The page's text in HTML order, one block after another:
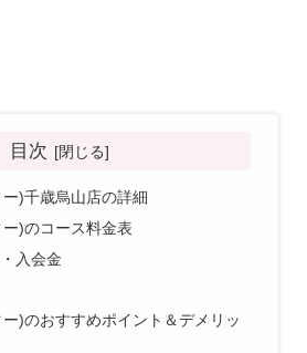
目次
)千歳烏山店の詳細
)のコース料金表
入会金
)のおすすめポイント＆デメリッ